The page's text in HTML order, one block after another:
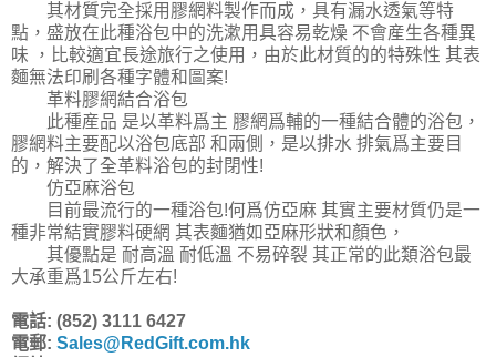
其材質完全採用膠網料製作而成，具有漏水透氣等特
點，盛放在此種浴包中的洗漱用具容易乾燥 不會産生各種異
味 ，比較適宜長途旅行之使用，由於此材質的的特殊性 其表
麵無法印刷各種字體和圖案!
革料膠網結合浴包
此種産品 是以革料爲主 膠網爲輔的一種結合體的浴包，
膠網料主要配以浴包底部 和兩側，是以排水 排氣爲主要目
的，解決了全革料浴包的封閉性!
仿亞麻浴包
目前最流行的一種浴包!何爲仿亞麻 其實主要材質仍是一
種非常結實膠料硬網 其表麵猶如亞麻形狀和顏色，
其優點是 耐高溫 耐低溫 不易碎裂 其正常的此類浴包最
大承重爲15公斤左右!
電話: (852) 3111 6427
電郵: Sales@RedGift.com.hk